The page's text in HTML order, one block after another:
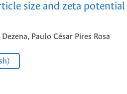
size and zeta
Paulo César Pires Rosa